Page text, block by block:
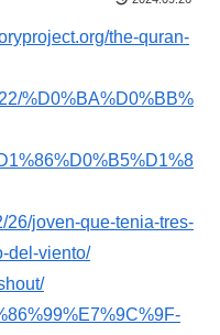
the-quran-
%D0%BA%D0%BB%
26/joven-que-tenia-tres-
del-viento/